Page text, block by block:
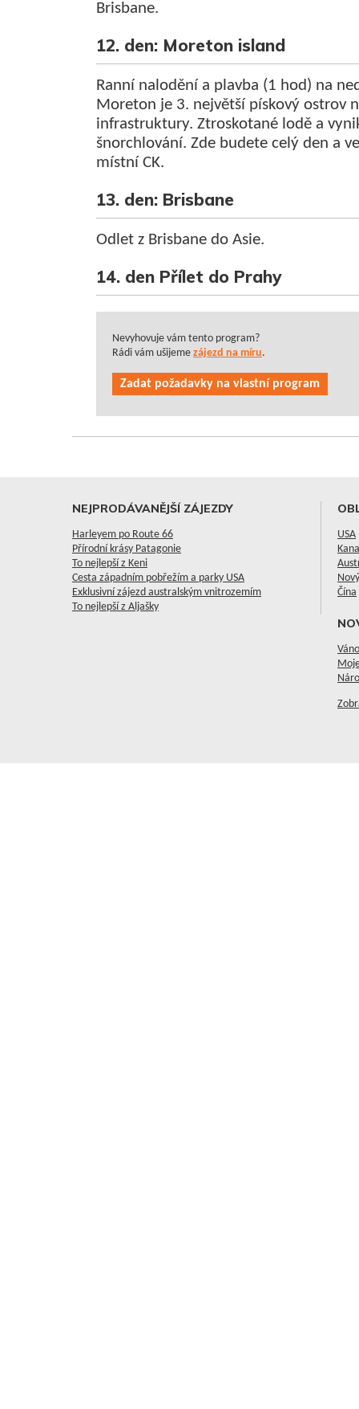
Brisbane.
12. den: Moreton island
Ranní nalodění a plavba (1 hod) na
Moreton je 3. největší pískový ostrov
infrastruktury. Ztroskotané lodě a
šnorchlování. Zde budete celý den a
místní CK.
13. den: Brisbane
Odlet z Brisbane do Asie.
14. den Přílet do Prahy
Nevyhovuje vám tento program?
Rádi vám ušijeme zájezd na míru.
Zadat požadavky na vlastní program
NEJPRODÁVANĚJŠÍ ZÁJEZDY
Harleyem po Route 66
Přírodní krásy Patagonie
To nejlepší z Keni
Cesta západním pobřežím a parky USA
Exklusivní zájezd australským vnitrozemím
To nejlepší z Aljašky
USA
Čína